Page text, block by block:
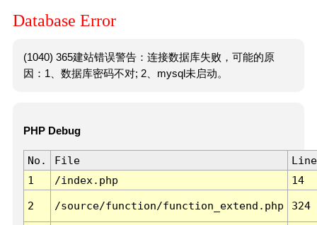
Database Error
(1040) 365建站错误警告：连接数据库失败，可能的原
因：1、数据库密码不对; 2、mysql未启动。
PHP Debug
No. File
Line
1
/index.php 14
2 /source/function/function_extend.php 324